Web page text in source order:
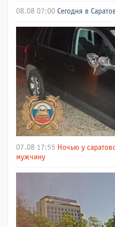
08.08 07:00 Сегодня в
07.08 17:55 Ночью у
мужчину